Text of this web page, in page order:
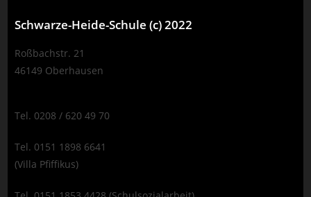
Schwarze-Heide-Schule (c) 2022
Roßbachstr. 21
46149 Oberhausen
Tel. 0208 / 620 49 70
Tel. 0151 1898 6641
(Villa Pfiffikus)